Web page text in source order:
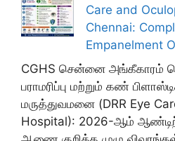
Care and
Chennai:
Empanelment
CGHS சென்னை அங்கீகாரம்
பராமரிப்பு மற்றும் கண்
மருத்துவமனை (DRR Eye
Hospital): 2026-ஆம்